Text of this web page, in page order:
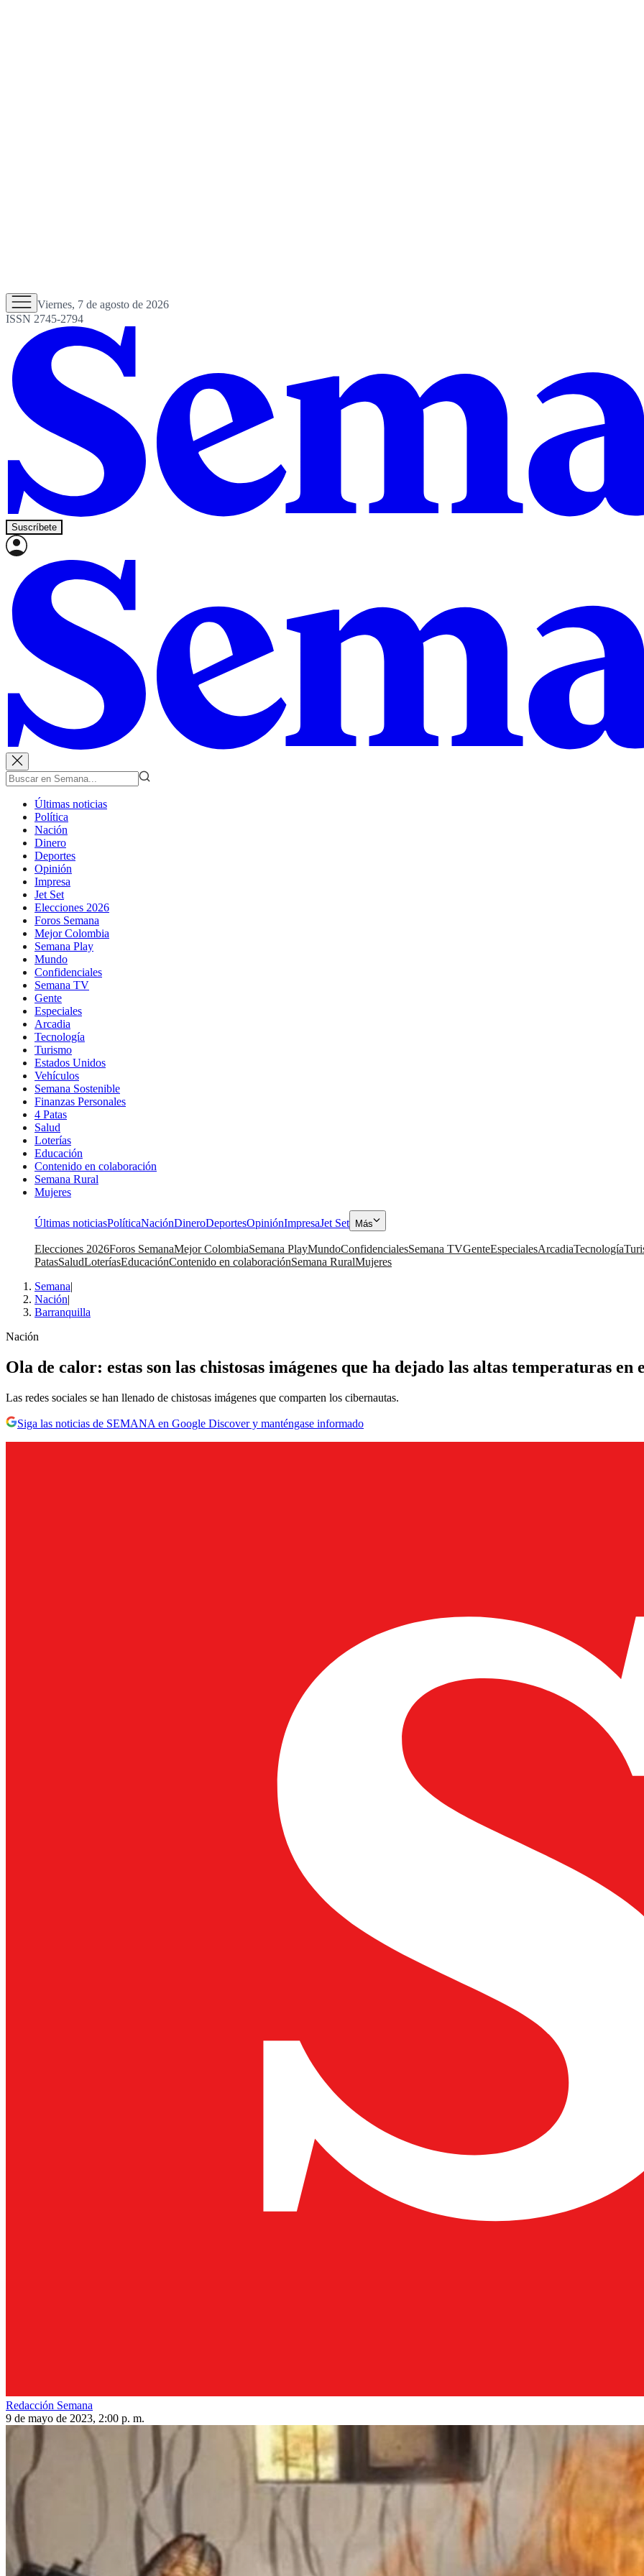
Viernes, 7 de agosto de 2026
ISSN 2745-2794
Suscríbete
Últimas noticias
Política
Nación
Dinero
Deportes
Opinión
Impresa
Jet Set
Elecciones 2026
Foros Semana
Mejor Colombia
Semana Play
Mundo
Confidenciales
Semana TV
Gente
Especiales
Arcadia
Tecnología
Turismo
Estados Unidos
Vehículos
Semana Sostenible
Finanzas Personales
4 Patas
Salud
Loterías
Educación
Contenido en colaboración
Semana Rural
Mujeres
Últimas noticiasPolíticaNaciónDineroDeportesOpiniónImpresaJet Set Más
Elecciones 2026Foros SemanaMejor ColombiaSemana PlayMundoConfidencialesSemana TVGenteEspecialesArcadiaTecnología
PatasSaludLoteríasEducaciónContenido en colaboraciónSemana RuralMujeres
Semana|
Nación|
Barranquilla
Nación
Ola de calor: estas son las chistosas imágenes que ha dejado las altas temperaturas en
Las redes sociales se han llenado de chistosas imágenes que comparten los cibernautas.
Siga las noticias de SEMANA en Google Discover y manténgase informado
Redacción Semana
9 de mayo de 2023, 2:00 p. m.